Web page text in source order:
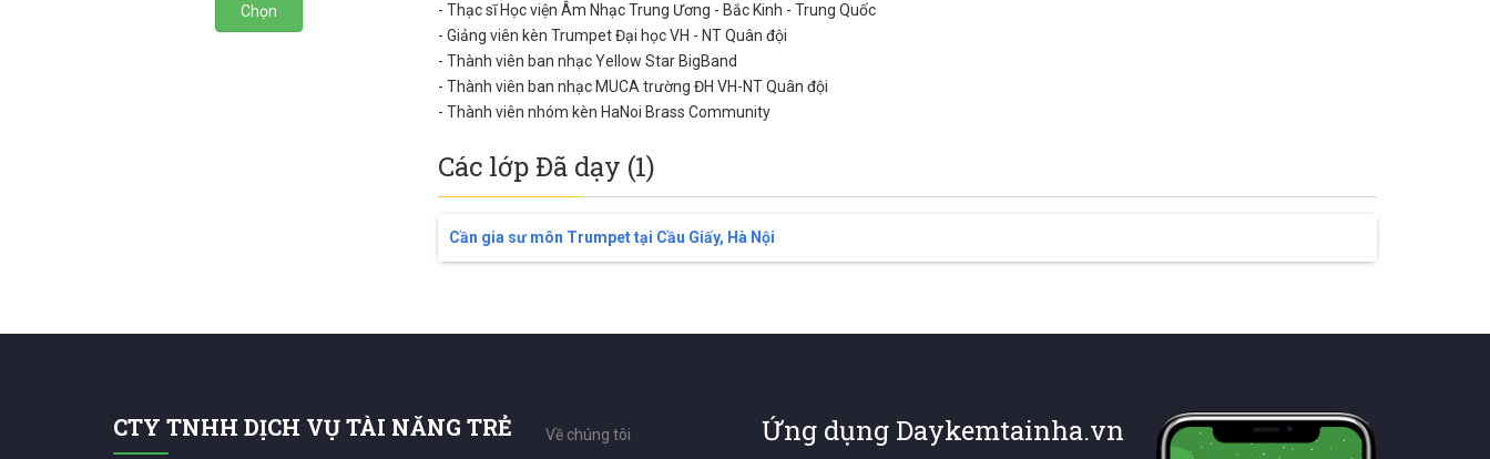
Chọn
- Thạc sĩ Học viện Âm Nhạc Trung Ương - Bắc Kinh - Trung Quốc
- Giảng viên kèn Trumpet Đại học VH - NT Quân đội
- Thành viên ban nhạc Yellow Star BigBand
- Thành viên ban nhạc MUCA trường ĐH VH-NT Quân đội
- Thành viên nhóm kèn HaNoi Brass Community
Các lớp Đã dạy (1)
Cần gia sư môn Trumpet tại Cầu Giấy, Hà Nội
CTY TNHH DỊCH VỤ TÀI NĂNG TRẺ Về chúng tôi Ứng dụng Daykemtainha.vn